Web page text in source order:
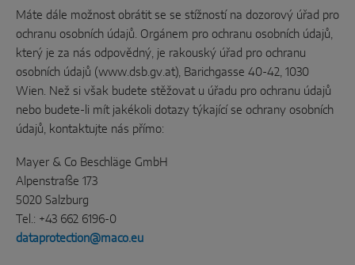
Máte dále možnost obrátit se se stížností na dozorový úřad pro
ochranu osobních údajů. Orgánem pro ochranu osobních údajů,
který je za nás odpovědný, je rakouský úřad pro ochranu
osobních údajů (www.dsb.gv.at), Barichgasse 40-42, 1030
Wien. Než si však budete stěžovat u úřadu pro ochranu údajů
nebo budete-li mít jakékoli dotazy týkající se ochrany osobních
údajů, kontaktujte nás přímo:
Mayer & Co Beschläge GmbH
Alpenstraße 173
5020 Salzburg
Tel.: +43 662 6196-0
dataprotection@maco.eu